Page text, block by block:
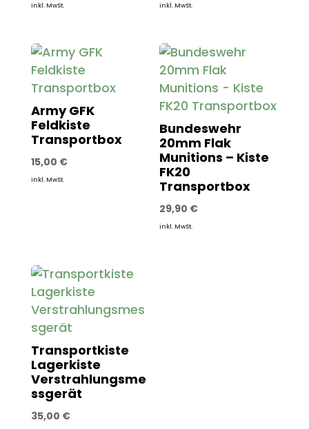
inkl. MwSt. inkl. MwSt.
Army GFK
Feldkiste
Transportbox
15,00 €
inkl. MwSt.
Bundeswehr
20mm Flak
Munitions – Kiste
FK20
Transportbox
29,90 €
inkl. MwSt.
Transportkiste
Lagerkiste
Verstrahlungsme
ssgerät
35,00 €